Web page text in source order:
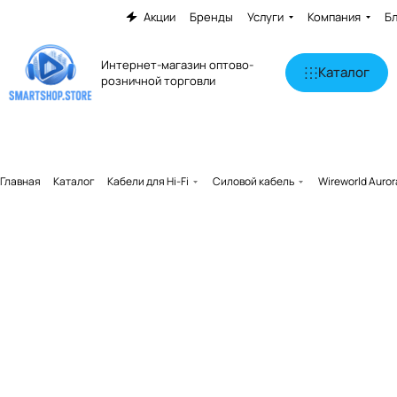
Акции Бренды Услуги Компания
Интернет-магазин оптово-
розничной торговли
Каталог
Главная Каталог Кабели для Hi-Fi Силовой кабель Wireworld